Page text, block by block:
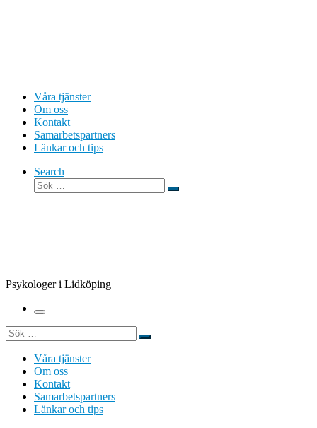
Våra tjänster
Om oss
Kontakt
Samarbetspartners
Länkar och tips
Search
Sök
Sök
Psykologer i Lidköping
Meny
Sök
Sök
Våra tjänster
Om oss
Kontakt
Samarbetspartners
Länkar och tips